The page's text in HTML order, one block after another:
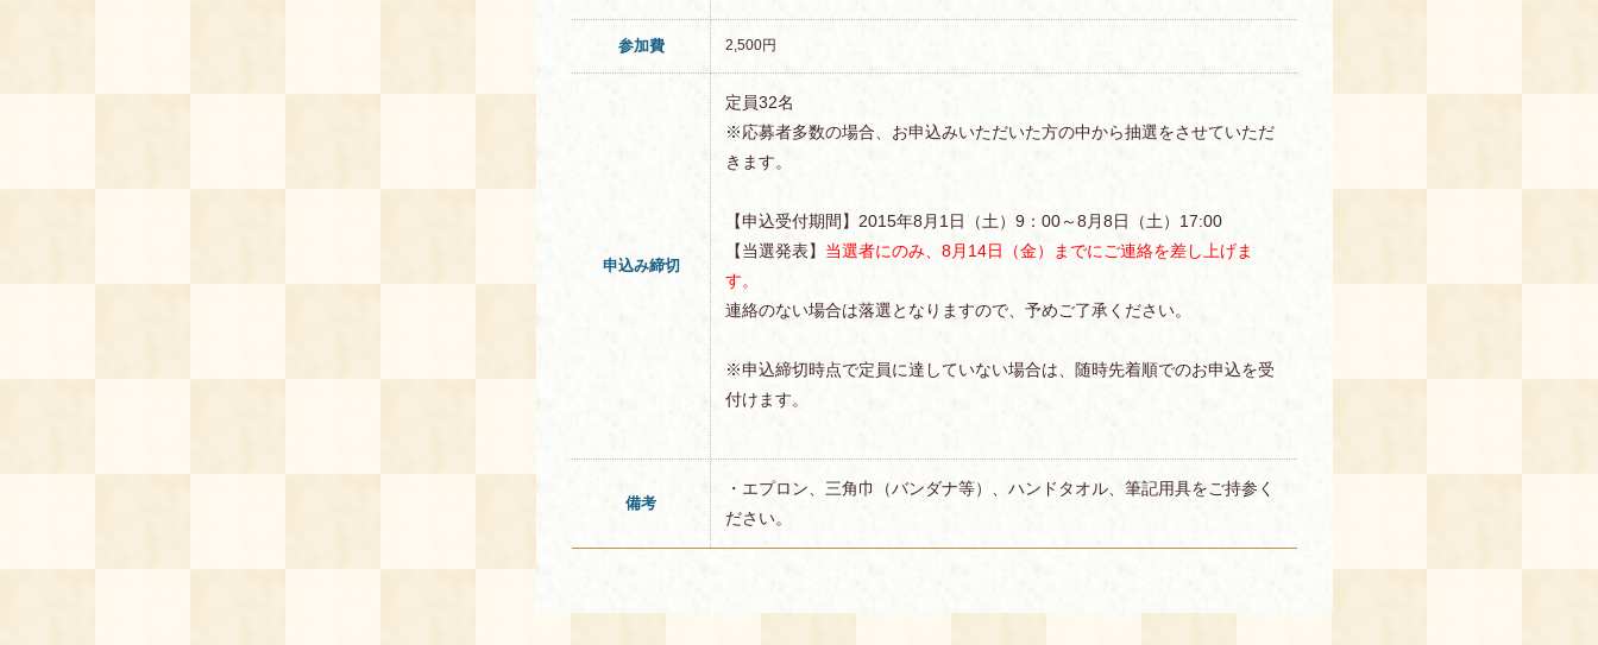
参加費 2,500円
申込み締切
定員32名
※応募者多数の場合、お申込みいただいた方の中から抽選をさせていただ
きます。
【申込受付期間】2015年8月1日（土）9：00～8月8日（土）17:00
【当選発表】 当選者にのみ、8月14日（金）までにご連絡を差し上げま
す。
連絡のない場合は落選となりますので、予めご了承ください。
※申込締切時点で定員に達していない場合は、随時先着順でのお申込を受
付けます。
備考
・エプロン、三角巾（バンダナ等）、ハンドタオル、筆記用具をご持参く
ださい。